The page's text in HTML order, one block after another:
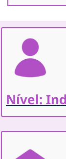
Nível: